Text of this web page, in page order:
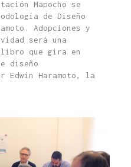
Mapocho se
de Diseño
Adopciones y
será una
libro que gira en
diseño
Edwin Haramoto, la